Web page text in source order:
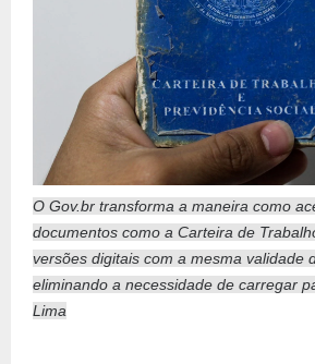
O Gov.br transforma a maneira como
documentos como a Carteira de
versões digitais com a mesma validade
eliminando a necessidade de carregar
Lima